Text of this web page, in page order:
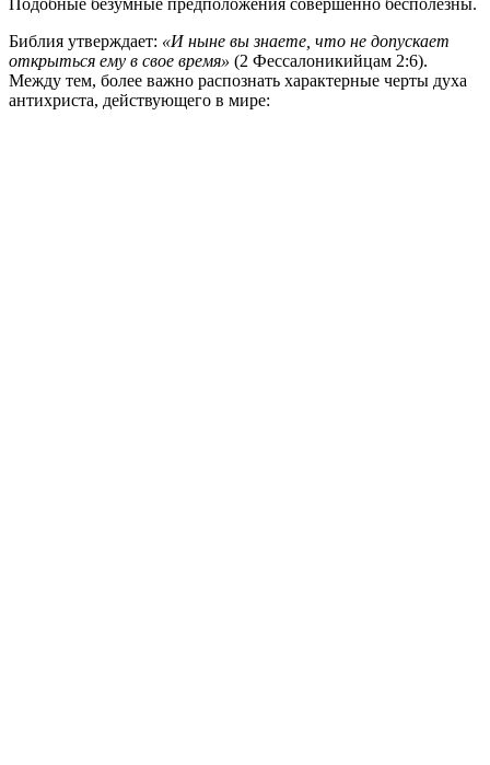
Библия утверждает: «И ныне вы знаете, что не допускает
открыться ему в свое время» (2 Фессалоникийцам 2:6).
Между тем, более важно распознать характерные черты духа
антихриста, действующего в мире: